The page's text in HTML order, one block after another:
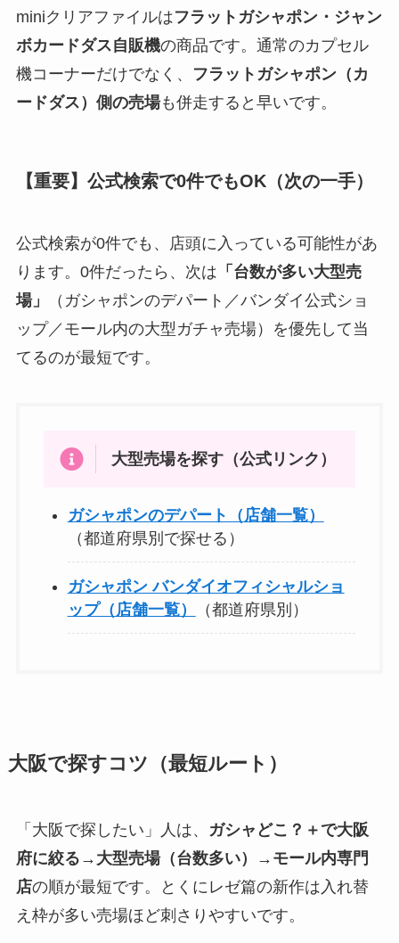
miniクリアファイルはフラットガシャポン・ジャン
ボカードダス自販機の商品です。通常のカプセル
機コーナーだけでなく、
フラットガシャポン（カ
ードダス）側の売場も併走すると早いです。
【重要】公式検索で0件でもOK（次の一手）
公式検索が0件でも、店頭に入っている可能性があ
ります。0件だったら、次は 「台数が多い大型売
場」
（ガシャポンのデパート／バンダイ公式ショ
ップ／モール内の大型ガチャ売場）を優先して当
てるのが最短です。
大型売場を探す（公式リンク）
ガシャポンのデパート（店舗一覧）
（都道府県別で探せる）
ガシャポン バンダイオフィシャルショ
ップ（店舗一覧）
（都道府県別）
大阪で探すコツ（最短ルート）
「大阪で探したい」人は、
ガシャどこ？＋で大阪
府に絞る→大型売場（台数多い）→モール内専門
店の順が最短です。とくにレゼ篇の新作は入れ替
え枠が多い売場ほど刺さりやすいです。